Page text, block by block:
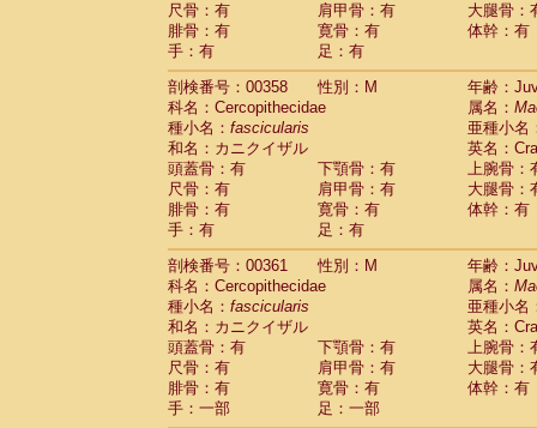
尺骨：有
肩甲骨：有
大腿骨：
腓骨：有
寛骨：有
体幹：有
手：有
足：有
剖検番号：00358
性別：M
年齢：
科名：Cercopithecidae
属名：
種小名： fascicularis
亜種小名
和名：カニクイザル
英名：
頭蓋骨：有
下顎骨：有
上腕骨：
尺骨：有
肩甲骨：有
大腿骨：
腓骨：有
寛骨：有
体幹：有
手：有
足：有
剖検番号：00361
性別：M
年齢：
科名：Cercopithecidae
属名：
種小名： fascicularis
亜種小名
和名：カニクイザル
英名：
頭蓋骨：有
下顎骨：有
上腕骨：
尺骨：有
肩甲骨：有
大腿骨：
腓骨：有
寛骨：有
体幹：有
手：一部
足：一部